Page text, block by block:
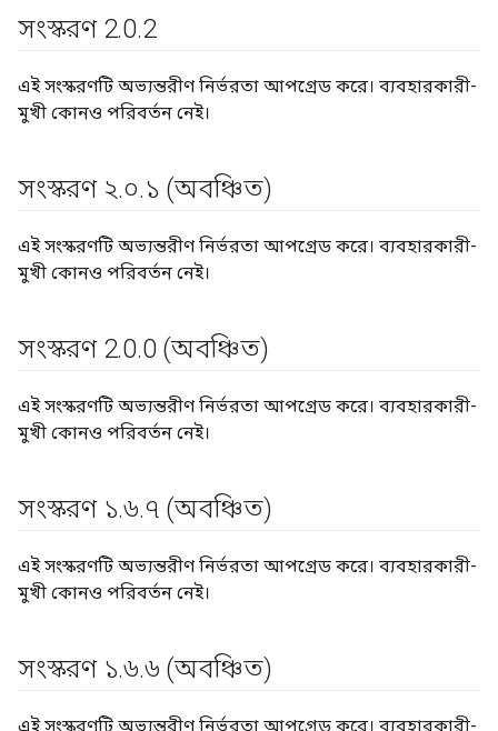
সংস্করণ 2.0.2
এই সংস্করণটি অভ্যন্তরীণ নির্ভরতা আপগ্রেড করে। ব্যবহারকারী-
মুখী কোনও পরিবর্তন নেই।
সংস্করণ ২.০.১ (অবঞ্চিত)
এই সংস্করণটি অভ্যন্তরীণ নির্ভরতা আপগ্রেড করে। ব্যবহারকারী-
মুখী কোনও পরিবর্তন নেই।
সংস্করণ 2.0.0 (অবঞ্চিত)
এই সংস্করণটি অভ্যন্তরীণ নির্ভরতা আপগ্রেড করে। ব্যবহারকারী-
মুখী কোনও পরিবর্তন নেই।
সংস্করণ ১.৬.৭ (অবঞ্চিত)
এই সংস্করণটি অভ্যন্তরীণ নির্ভরতা আপগ্রেড করে। ব্যবহারকারী-
মুখী কোনও পরিবর্তন নেই।
সংস্করণ ১.৬.৬ (অবঞ্চিত)
এই সংস্করণটি অভ্যন্তরীণ নির্ভরতা আপগ্রেড করে। ব্যবহারকারী-